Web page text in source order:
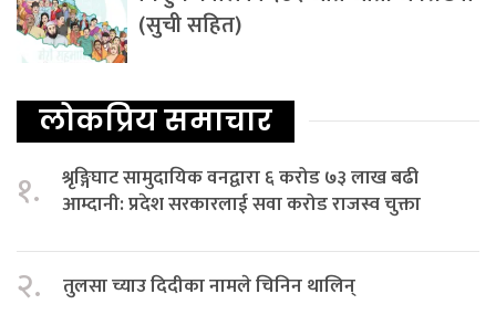
(सुची सहित)
लोकप्रिय समाचार
१.
श्रृङ्गिघाट सामुदायिक वनद्वारा ६ करोड ७३ लाख बढी
आम्दानी: प्रदेश सरकारलाई सवा करोड राजस्व चुक्ता
२. तुलसा च्याउ दिदीका नामले चिनिन थालिन्